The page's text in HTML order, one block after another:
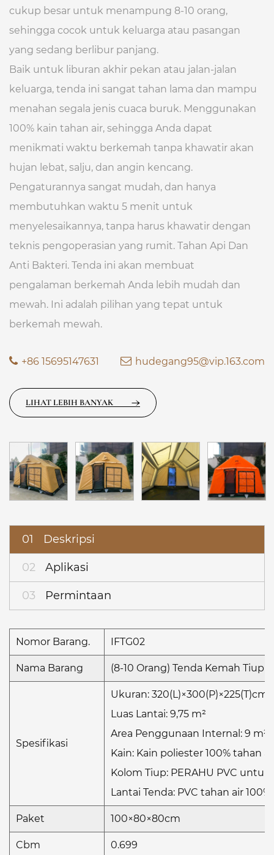
cukup besar untuk menampung 8-10 orang,
sehingga cocok untuk keluarga atau pasangan
yang sedang berlibur panjang.
Baik untuk liburan akhir pekan atau jalan-jalan
keluarga, tenda ini sangat tahan lama dan mampu
menahan segala jenis cuaca buruk. Menggunakan
100% kain tahan air, sehingga Anda dapat
menikmati waktu berkemah tanpa khawatir akan
hujan lebat, salju, dan angin kencang.
Pengaturannya sangat mudah, dan hanya
membutuhkan waktu 5 menit untuk
menyelesaikannya, tanpa harus khawatir dengan
teknis pengoperasian yang rumit. Tahan Api Dan
Anti Bakteri. Tenda ini akan membuat
pengalaman berkemah Anda lebih mudah dan
mewah. Ini adalah pilihan yang tepat untuk
berkemah mewah.
+86 15695147631 hudegang95@vip.163.com
LIHAT LEBIH BANYAK
01 Deskripsi
02 Aplikasi
03 Permintaan
Nomor Barang. IFTG02
Nama Barang (8-10 Orang) Tenda Kemah Tiup
Spesifikasi
Ukuran: 320(L)×300(P)×225(T)cm
Luas Lantai: 9,75 m²
Area Penggunaan Internal: 9 m²
Kain: Kain poliester 100% tahan
Kolom Tiup: PERAHU PVC
Lantai Tenda: PVC tahan air
Paket 100×80×80cm
Cbm 0.699